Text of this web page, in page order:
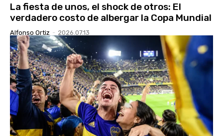
La fiesta de unos, el shock de otros: El
verdadero costo de albergar la Copa Mundial
Alfonso Ortiz - 2026.07.13